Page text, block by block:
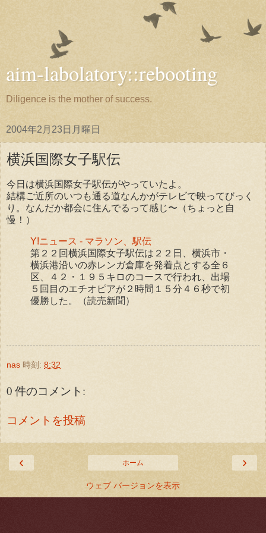
aim-labolatory::rebooting
Diligence is the mother of success.
2004年2月23日月曜日
横浜国際女子駅伝
今日は横浜国際女子駅伝がやっていたよ。
結構ご近所のいつも通る道なんかがテレビで映ってびっく
り。なんだか都会に住んでるって感じ〜（ちょっと自
慢！）
Y!ニュース - マラソン、駅伝
第２２回横浜国際女子駅伝は２２日、横浜市・
横浜港沿いの赤レンガ倉庫を発着点とする全６
区、４２・１９５キロのコースで行われ、出場
５回目のエチオピアが２時間１５分４６秒で初
優勝した。（読売新聞）
nas 時刻: 8:32
0 件のコメント:
コメントを投稿
‹ ›
ホーム
ウェブ バージョンを表示